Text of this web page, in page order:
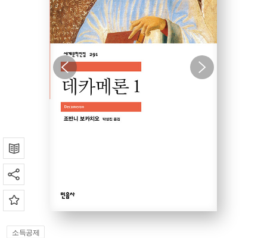
소득공제